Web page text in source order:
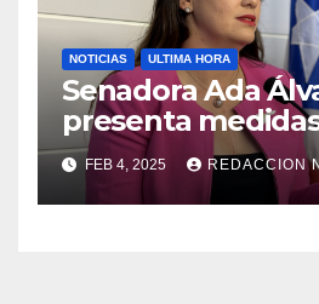
NOTICIAS ULTIMA HORA
Senadora Ada
presenta
violencia en el
FEB 4, 2025 REDACCION